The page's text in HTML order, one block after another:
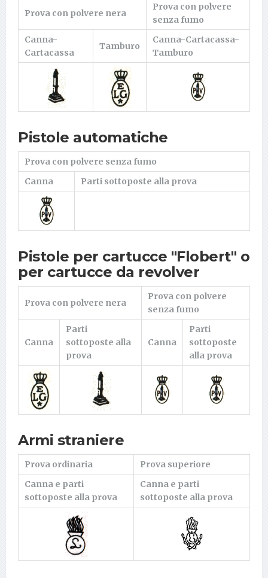
Prova con polvere nera
Prova con polvere
senza fumo
Canna-
Cartacassa
Tamburo
Canna-Cartacassa-
Tamburo
Pistole automatiche
Prova con polvere senza fumo
Canna
Parti sottoposte alla prova
Pistole per cartucce "Flobert" o
per cartucce da revolver
Prova con polvere nera
Prova con polvere
senza fumo
Canna
Parti
sottoposte alla
prova
Canna
Parti
sottoposte
alla prova
Armi straniere
Prova ordinaria
Prova superiore
Canna e parti
sottoposte alla prova
Canna e parti
sottoposte alla prova